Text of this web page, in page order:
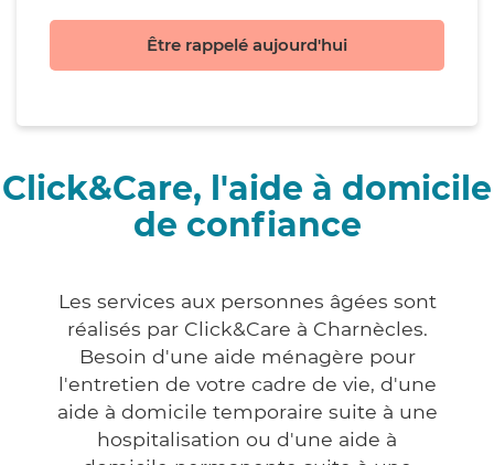
Être rappelé aujourd'hui
Click&Care, l'aide à domicile
de confiance
Les services aux personnes âgées sont
réalisés par Click&Care à Charnècles.
Besoin d'une aide ménagère pour
l'entretien de votre cadre de vie, d'une
aide à domicile temporaire suite à une
hospitalisation ou d'une aide à